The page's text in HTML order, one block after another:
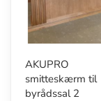
AKUPRO
smitteskærm til
byrådssal 2